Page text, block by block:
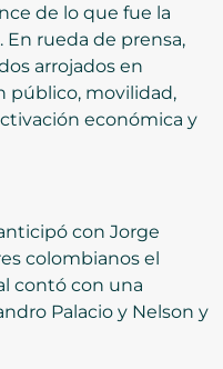
de lo que fue la
En rueda de prensa,
arrojados en
público, movilidad,
económica y
con Jorge
colombianos el
contó con una
Palacio y Nelson y